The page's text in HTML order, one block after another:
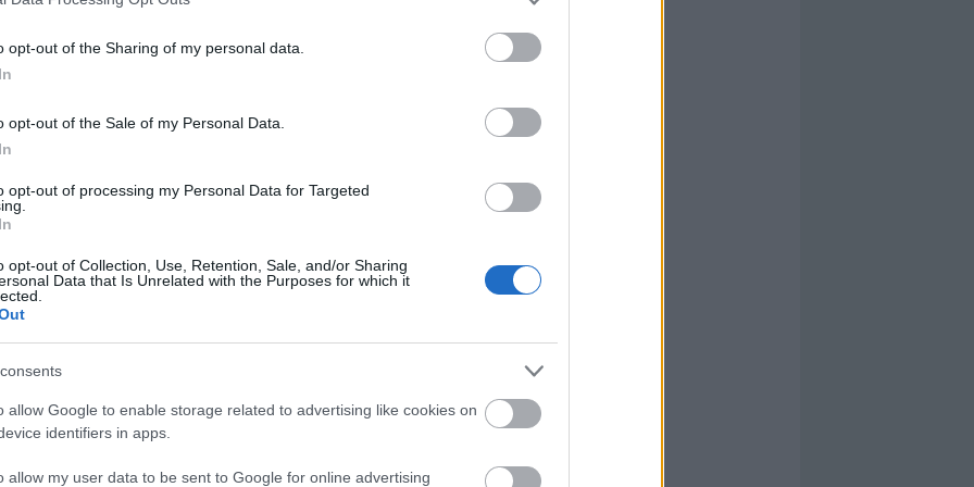
opt-out of the Sharing of my personal data.
opt-out of the Sale of my Personal Data.
opt-out of processing my Personal Data for Targeted
opt-out of Collection, Use, Retention, Sale, and/or Sharing
Data that Is Unrelated with the Purposes for which it
allow Google to enable storage related to advertising like cookies on
identifiers in apps.
allow my user data to be sent to Google for online advertising
acompañando a Lucas Boyé en el ataque y
Elche con el Real Valladolid. Desde su llegada al
en los que ha sumado 11 puntos. ¿Marcará
ante los de Pacheta?
700.000)
en la jornada 24 tras varias semanas fuera del
a Lucas Olaza. En los 11 partidos que ha
3,67 puntos por encuentro.
Martínez en el duelo ante el Villarreal
en la visita rojiblanca a Sevilla. El ex portero
a Fernando contra los de Setién y cuajó una
de mérito, aunque no pudo evitar los dos
a muy bajo coste para tu portería.